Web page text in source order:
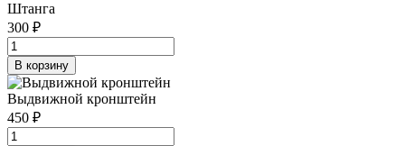
Штанга
300 ₽
В корзину
Выдвижной кронштейн
450 ₽